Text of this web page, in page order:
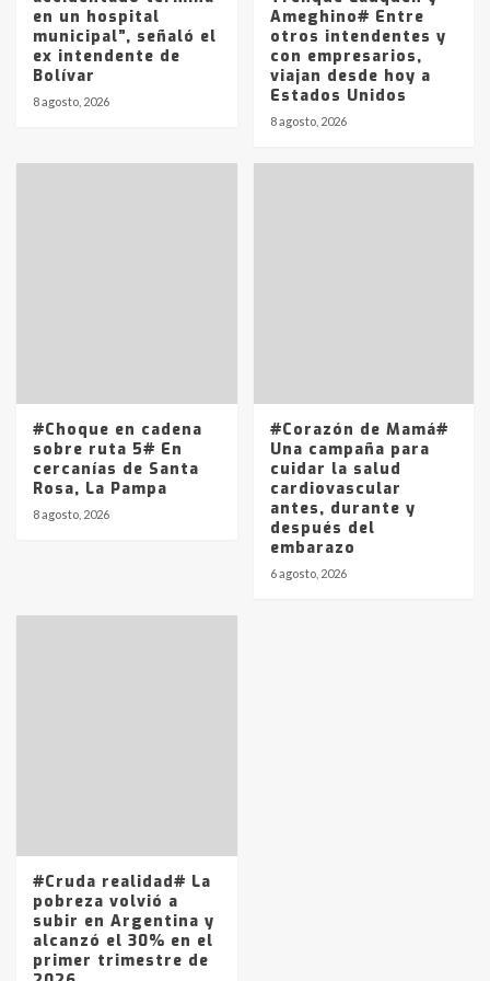
2
Identidad de los adolescentes
pampeanos que fueron
protagonistas del fatal accidente
en la mañana del lunes
en un hospital
municipal”, señaló el
ex intendente de
Bolívar
8 agosto, 2026
Ameghino# Entre
otros intendentes y
con empresarios,
viajan desde hoy a
Estados Unidos
8 agosto, 2026
#Choque en cadena
sobre ruta 5# En
cercanías de Santa
Rosa, La Pampa
8 agosto, 2026
#Corazón de Mamá#
Una campaña para
cuidar la salud
cardiovascular
antes, durante y
después del
embarazo
6 agosto, 2026
#Cruda realidad# La
pobreza volvió a
subir en Argentina y
alcanzó el 30% en el
primer trimestre de